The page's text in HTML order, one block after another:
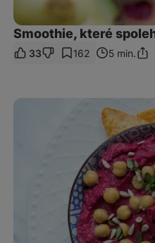
Smoothie, které
33 162 5 min.Sdílet
Jednoduchá